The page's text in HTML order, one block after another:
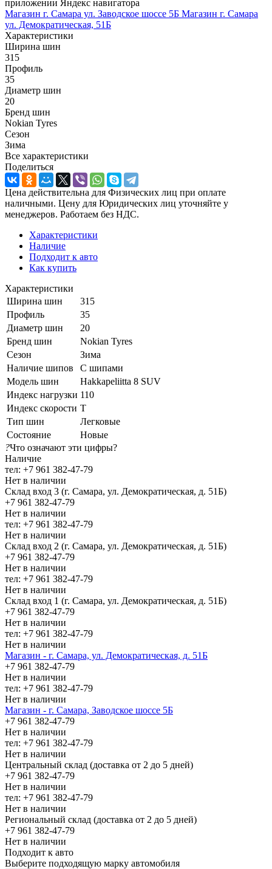
приложении Яндекс навигатора
Магазин г. Самара ул. Заводское шоссе 5Б Магазин г. Самара
ул. Демократическая, 51Б
Характеристики
Ширина шин
315
Профиль
35
Диаметр шин
20
Бренд шин
Nokian Tyres
Сезон
Зима
Все характеристики
Поделиться
Цена действительна для Физических лиц при оплате
наличными. Цену для Юридических лиц уточняйте у
менеджеров. Работаем без НДС.
Характеристики
Наличие
Подходит к авто
Как купить
Характеристики
Ширина шин
315
Профиль
35
Диаметр шин
20
Бренд шин
Nokian Tyres
Сезон
Зима
Наличие шипов
С шипами
Модель шин
Hakkapeliitta 8 SUV
Индекс нагрузки 110
Индекс скорости T
Тип шин
Легковые
Состояние
Новые
?Что означают эти цифры?
Наличие
тел: +7 961 382-47-79
Нет в наличии
Склад вход 3 (г. Самара, ул. Демократическая, д. 51Б)
+7 961 382-47-79
Нет в наличии
тел: +7 961 382-47-79
Нет в наличии
Склад вход 2 (г. Самара, ул. Демократическая, д. 51Б)
+7 961 382-47-79
Нет в наличии
тел: +7 961 382-47-79
Нет в наличии
Склад вход 1 (г. Самара, ул. Демократическая, д. 51Б)
+7 961 382-47-79
Нет в наличии
тел: +7 961 382-47-79
Нет в наличии
Магазин - г. Самара, ул. Демократическая, д. 51Б
+7 961 382-47-79
Нет в наличии
тел: +7 961 382-47-79
Нет в наличии
Магазин - г. Самара, Заводское шоссе 5Б
+7 961 382-47-79
Нет в наличии
тел: +7 961 382-47-79
Нет в наличии
Центральный склад (доставка от 2 до 5 дней)
+7 961 382-47-79
Нет в наличии
тел: +7 961 382-47-79
Нет в наличии
Региональный склад (доставка от 2 до 5 дней)
+7 961 382-47-79
Нет в наличии
Подходит к авто
Выберите подходящую марку автомобиля